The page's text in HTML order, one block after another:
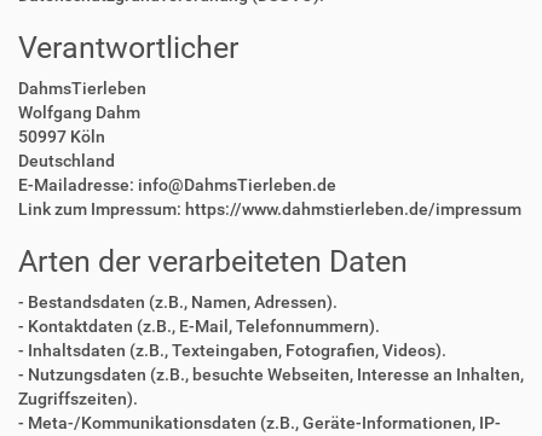
Verantwortlicher
DahmsTierleben
Wolfgang Dahm
50997 Köln
Deutschland
E-Mailadresse: info@DahmsTierleben.de
Link zum Impressum: https://www.dahmstierleben.de/impressum
Arten der verarbeiteten Daten
- Bestandsdaten (z.B., Namen, Adressen).
- Kontaktdaten (z.B., E-Mail, Telefonnummern).
- Inhaltsdaten (z.B., Texteingaben, Fotografien, Videos).
- Nutzungsdaten (z.B., besuchte Webseiten, Interesse an Inhalten,
Zugriffszeiten).
- Meta-/Kommunikationsdaten (z.B., Geräte-Informationen, IP-